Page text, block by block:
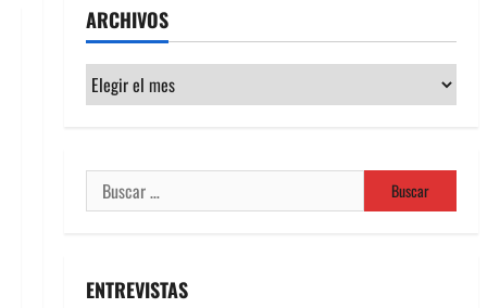
ARCHIVOS
Archivos
Buscar:
ENTREVISTAS